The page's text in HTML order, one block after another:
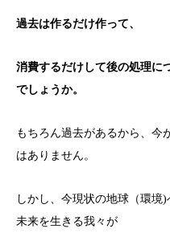
過去は作るだけ作って、
消費するだけして後の処理に
でしょうか。
もちろん過去があるから、今
はありません。
しかし、今現状の地球（環境
未来を生きる我々が